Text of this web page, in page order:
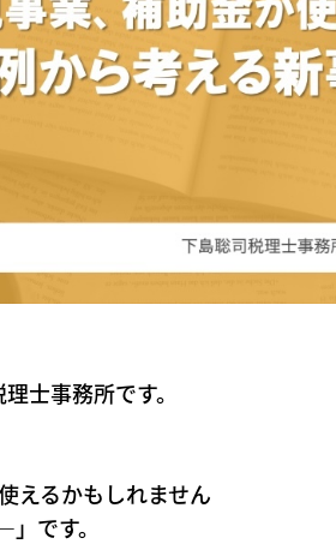
士事務所です。
えるかもしれません
です。